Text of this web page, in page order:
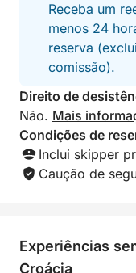
- Ao final do
desfrutará de um
panorâmico
O que torna esta
especial é o
frequentadas e a
momento. Seja
passear por uma
café, a escolha da
uma experiência
Croácia! ?✨
Receba um
menos 24
reserva
comissão).
Direito de
Não. Mais
Condições de
Inclui skipper
Caução de
Experiências
Croácia